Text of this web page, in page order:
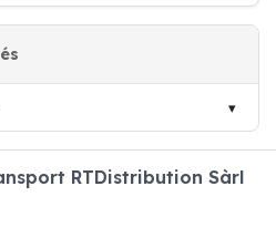
RTDistribution Sàrl